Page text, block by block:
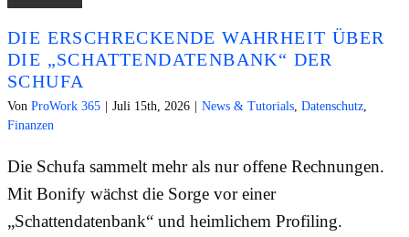
DIE ERSCHRECKENDE WAHRHEIT ÜBER
DIE „SCHATTENDATENBANK“ DER
SCHUFA
Von ProWork 365 Juli 15th, 2026 News & Tutorials Datenschutz
Finanzen
Die Schufa sammelt mehr als nur offene Rechnungen.
Mit Bonify wächst die Sorge vor einer
„Schattendatenbank“ und heimlichem Profiling.